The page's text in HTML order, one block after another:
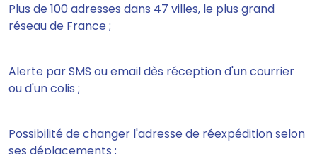
Plus de 100 adresses dans 47 villes, le plus grand
réseau de France ;
Alerte par SMS ou email dès réception d'un courrier
ou d'un colis ;
Possibilité de changer l'adresse de réexpédition selon